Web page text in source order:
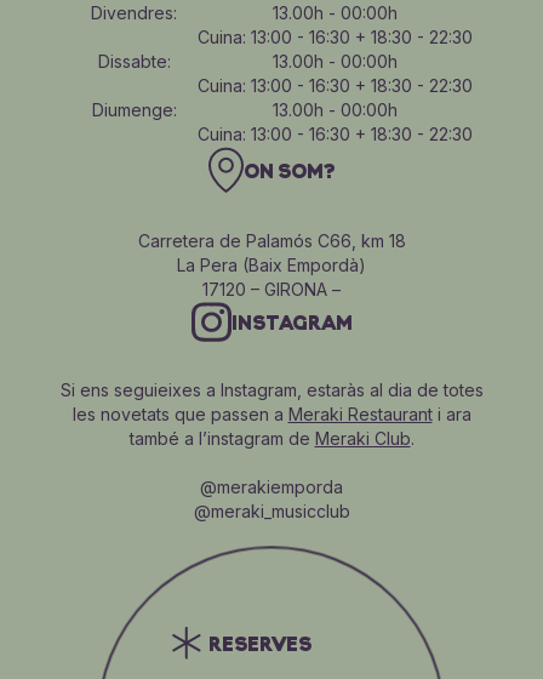
Divendres:
13.00h - 00:00h
Cuina: 13:00 - 16:30 + 18:30 - 22:30
Dissabte:
13.00h - 00:00h
Cuina: 13:00 - 16:30 + 18:30 - 22:30
Diumenge:
13.00h - 00:00h
Cuina: 13:00 - 16:30 + 18:30 - 22:30
ON SOM?
Carretera de Palamós C66, km 18
La Pera (Baix Empordà)
17120 – GIRONA –
INSTAGRAM
Si ens seguieixes a Instagram, estaràs al dia de totes
les novetats que passen a Meraki Restauranti ara
també a l’instagram de Meraki Club.
@merakiemporda
@meraki_musicclub
RESERVES